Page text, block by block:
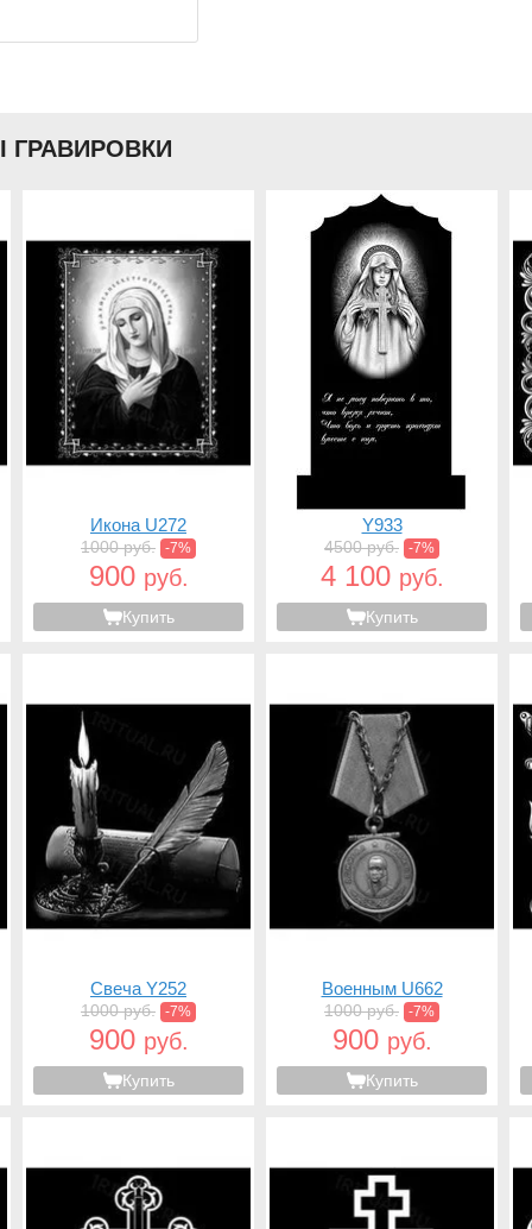
ГРАВИРОВКИ
Икона U272
1000 руб. -7%
900 руб.
Купить
Y933
4500 руб. -7%
4 100 руб.
Купить
Свеча Y252
1000 руб. -7%
900 руб.
Купить
Военным U662
1000 руб. -7%
900 руб.
Купить